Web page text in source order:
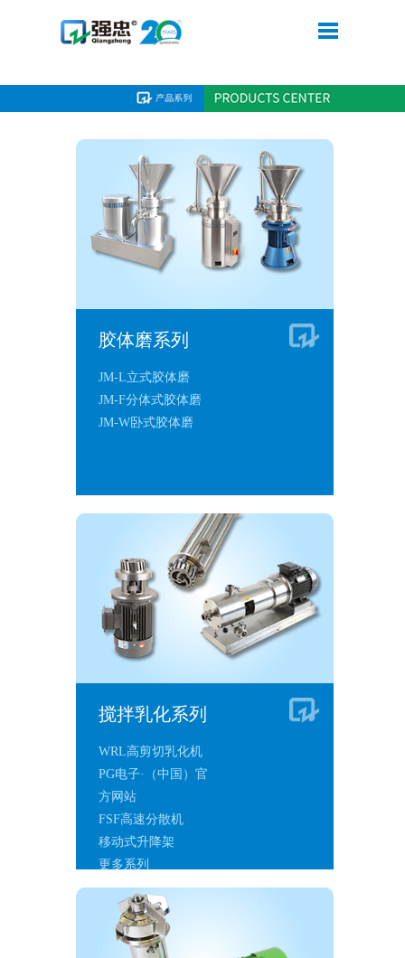
PG电子·（中国）官方网站
胶体磨系列
JM-L立式胶体磨
JM-F分体式胶体磨
JM-W卧式胶体磨
搅拌乳化系列
WRL高剪切乳化机
PG电子·（中国）官
方网站
FSF高速分散机
移动式升降架
更多系列